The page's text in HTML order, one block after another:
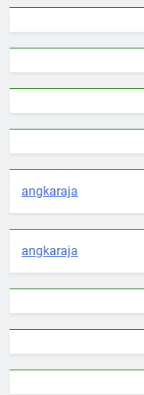
angkaraja
angkaraja